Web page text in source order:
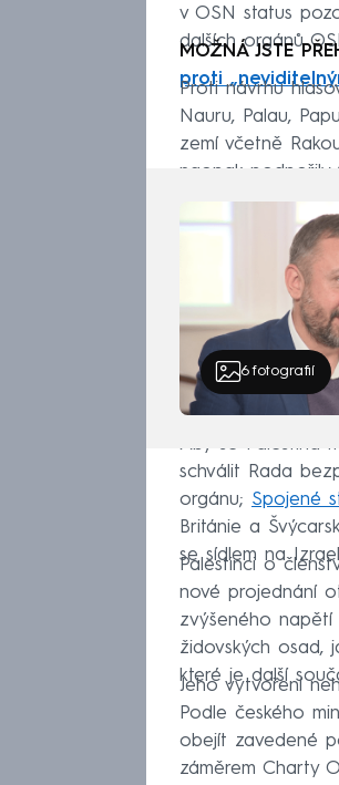
v OSN status
dalších orgánů
MOŽNÁ JSTE
proti
Proti návrhu
Nauru, Palau,
zemí včetně
naopak podpořily
6fotografií
Aby se Palestina
schválit Rada
orgánu; Spojené
Británie a
se sídlem na
Palestinci o
nové projednání
zvýšeného napětí
židovských osad,
které je další
Jeho vytvoření
Podle českého
obejít zavedené
záměrem Charty